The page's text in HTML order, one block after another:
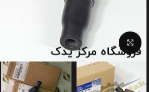
Click to enlarge